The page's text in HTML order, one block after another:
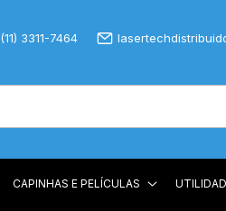
(11) 3311-7464
CAPINHAS E PELÍCULAS